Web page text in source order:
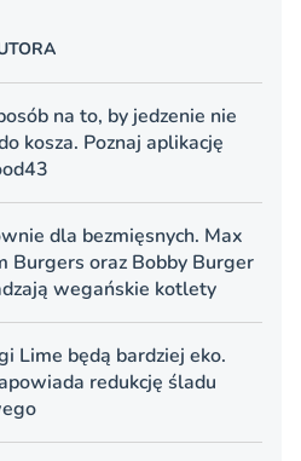
na to, by jedzenie nie
kosza. Poznaj aplikację
dla bezmięsnych. Max
Burgers oraz Bobby Burger
wegańskie kotlety
Lime będą bardziej eko.
redukcję śladu